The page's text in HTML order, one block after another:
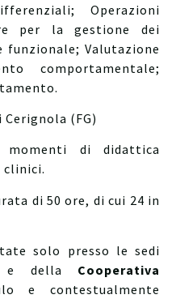
Operazioni
per la gestione dei
funzionale; Valutazione
comportamentale;
(FG)
di didattica
clinici.
di 50 ore, di cui 24 in
solo presso le sedi
e della Cooperativa
e contestualmente